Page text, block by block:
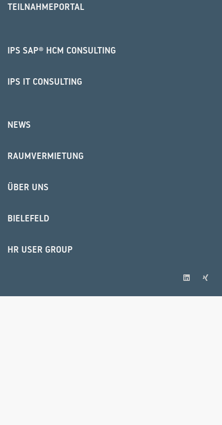
TEILNAHMEPORTAL
IPS SAP® HCM CONSULTING
IPS IT CONSULTING
NEWS
RAUMVERMIETUNG
ÜBER UNS
BIELEFELD
HR USER GROUP